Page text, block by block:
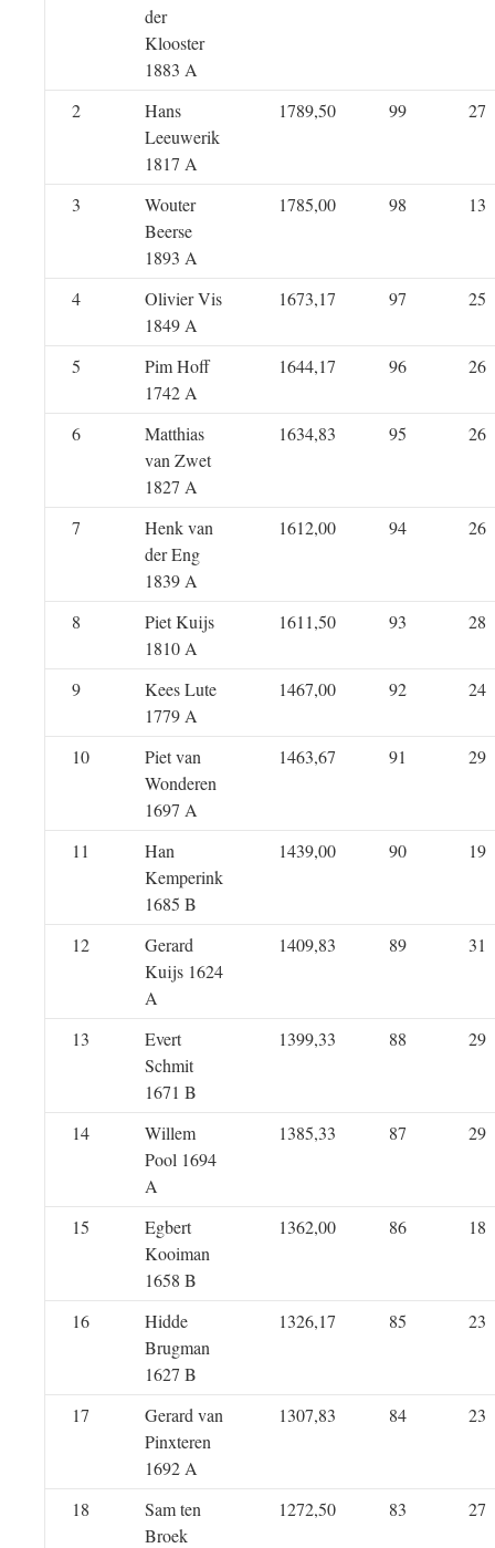
der
Klooster
1883 A
2
Hans
Leeuwerik
1817 A
1789,50 99 27
3
Wouter
Beerse
1893 A
1785,00 98 13
4
Olivier Vis
1849 A
1673,17 97 25
5
Pim Hoff
1742 A
1644,17 96 26
6
Matthias
van Zwet
1827 A
1634,83 95 26
7
Henk van
der Eng
1839 A
1612,00 94 26
8
Piet Kuijs
1810 A
1611,50 93 28
9
Kees Lute
1779 A
1467,00 92 24
10
Piet van
Wonderen
1697 A
1463,67 91 29
11
Han
Kemperink
1685 B
1439,00 90 19
12
Gerard
Kuijs 1624
A
1409,83 89 31
13
Evert
Schmit
1671 B
1399,33 88 29
14
Willem
Pool 1694
A
1385,33 87 29
15
Egbert
Kooiman
1658 B
1362,00 86 18
16
Hidde
Brugman
1627 B
1326,17 85 23
17
Gerard van
Pinxteren
1692 A
1307,83 84 23
18
Sam ten
Broek
1272,50 83 27